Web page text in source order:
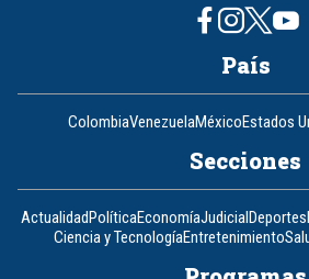
País
ColombiaVenezuelaMéxicoEstados
Secciones
ActualidadPolíticaEconomíaJudicialDeportes
Ciencia y TecnologíaEntretenimiento